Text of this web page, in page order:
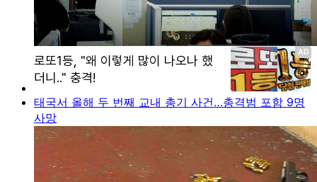
태국서 올해 두 번째 교내 총기 사건…총격범 포함 9명
사망